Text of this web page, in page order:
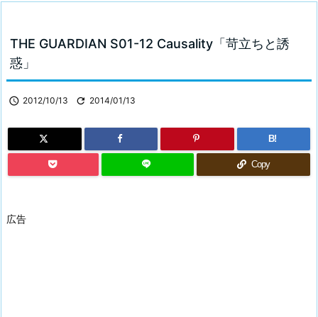


検索
THE GUARDIAN S01-12 Causality「苛立ちと誘
惑」
 2012/10/13  2014/01/13
B!
Copy
広告